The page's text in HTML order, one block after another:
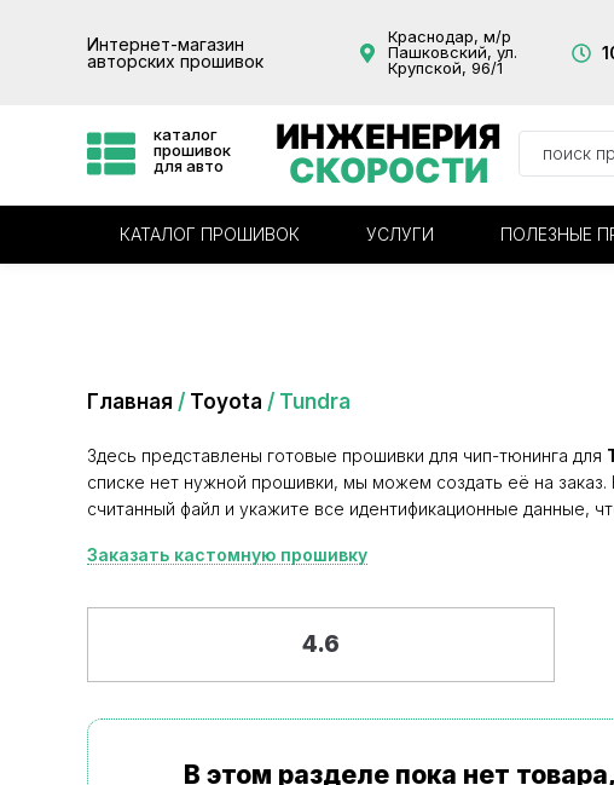
Интернет-магазин
авторских прошивок
Краснодар, м/р
Пашковский, ул.
Крупской, 96/1
каталог
прошивок
для авто
ИНЖЕНЕРИЯ
СКОРОСТИ
КАТАЛОГ ПРОШИВОК УСЛУГИ ПОЛЕЗНЫЕ
Главная / Toyota / Tundra
Здесь представлены готовые прошивки для чип-тюнинга для
списке нет нужной прошивки, мы можем создать её на
считанный файл и укажите все идентификационные данные,
Заказать кастомную прошивку
4.6
В этом разделе пока нет